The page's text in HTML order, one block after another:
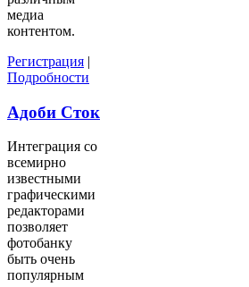
медиа
контентом.
Регистрация |
Подробности
Адоби Сток
Интеграция со
всемирно
известными
графическими
редакторами
позволяет
фотобанку
быть очень
популярным